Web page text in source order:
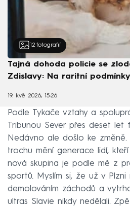
12 fotografií
Tajná dohoda policie se
Zdislavy: Na raritní
19. kvě 2026, 15:26
Podle Tykače vztahy a
Tribunou Sever přes deset let
Nedávno ale došlo ke změně.
trochu mění generace lidí,
nová skupina je podle mě z
sportů. Myslím si, že už v Plzni
demolováním záchodů a
ultras Slavie nikdy nedělali.